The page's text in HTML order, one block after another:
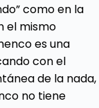
como en la
el mismo
es una
con el
de la nada,
no tiene